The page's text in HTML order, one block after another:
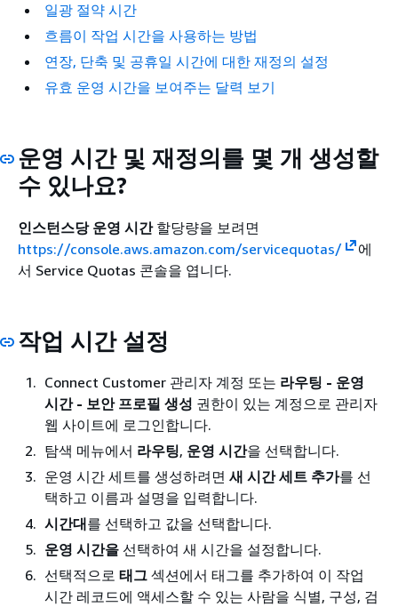
일광 절약 시간
흐름이 작업 시간을 사용하는 방법
연장, 단축 및 공휴일 시간에 대한 재정의 설정
유효 운영 시간을 보여주는 달력 보기
운영 시간 및 재정의를 몇 개 생성할
수 있나요?
인스턴스당 운영 시간할당량을 보려면
https://console.aws.amazon.com/servicequotas/
에
서 Service Quotas 콘솔을 엽니다.
작업 시간 설정
Connect Customer 관리자 계정 또는 라우팅 - 운영
시간 - 보안 프로필 생성 권한이 있는 계정으로 관리자
웹 사이트에 로그인합니다.
탐색 메뉴에서 라우팅, 운영 시간을 선택합니다.
운영 시간 세트를 생성하려면 새 시간 세트 추가를 선
택하고 이름과 설명을 입력합니다.
시간대를 선택하고 값을 선택합니다.
운영 시간을 선택하여 새 시간을 설정합니다.
선택적으로 태그 섹션에서 태그를 추가하여 이 작업
시간 레코드에 액세스할 수 있는 사람을 식별, 구성, 검